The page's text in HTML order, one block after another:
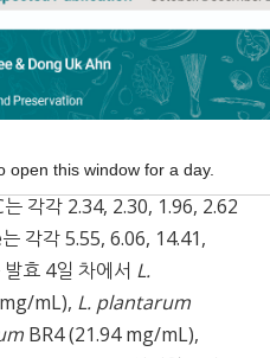
특성, 항산화 활성 및 황화합
산도 및 생균수를 측정하여
plantarumKCTC3108,
Leu. mesenteroides
다. SAC 및 총
에 따라 증가하는 경향을
각각 2.34, 2.30, 1.96, 2.62
각각 5.55, 6.06, 14.41,
효 4일 차에서 L.
mL), L. plantarum
BR4 (21.94 mg/mL),
this window for a day.